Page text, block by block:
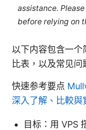
assistance.
before relying on
以下内容包含一个
比表，以及常见问
快速参考要点
深入了解、比較與
目标：用 VPS